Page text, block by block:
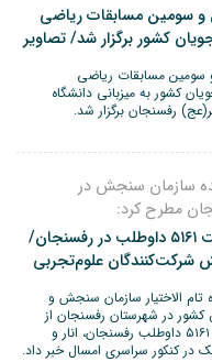
سومین مسابقات ریاضی
کشور برگزار شد/ تصاویر
مسابقات ریاضی
کشور به میزبانی دانشگاه
رفسنجان برگزار شد.
سازمان سنجش در
مطرح کرد:
رقابت ۵۱۶۱ داوطلب در رفسنجان/
شرکت‌کنندگان علوم‌تجربی
تام الاختیار سازمان سنجش و
کشور در شهرستان رفسنجان از
رقابت ۵۱۶۱ داوطلب رفسنجان، انار و
در کنکور سراسری امسال خبر داد.